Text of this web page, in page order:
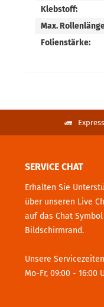
Klebstoff:
Max.
Folienstärke:
SERVICE CHAT
Erhalten Sie
über unseren Live
auf das Chat
Bildschirmrand.
Unsere
Mo-Fr, 09:00 - 16:00